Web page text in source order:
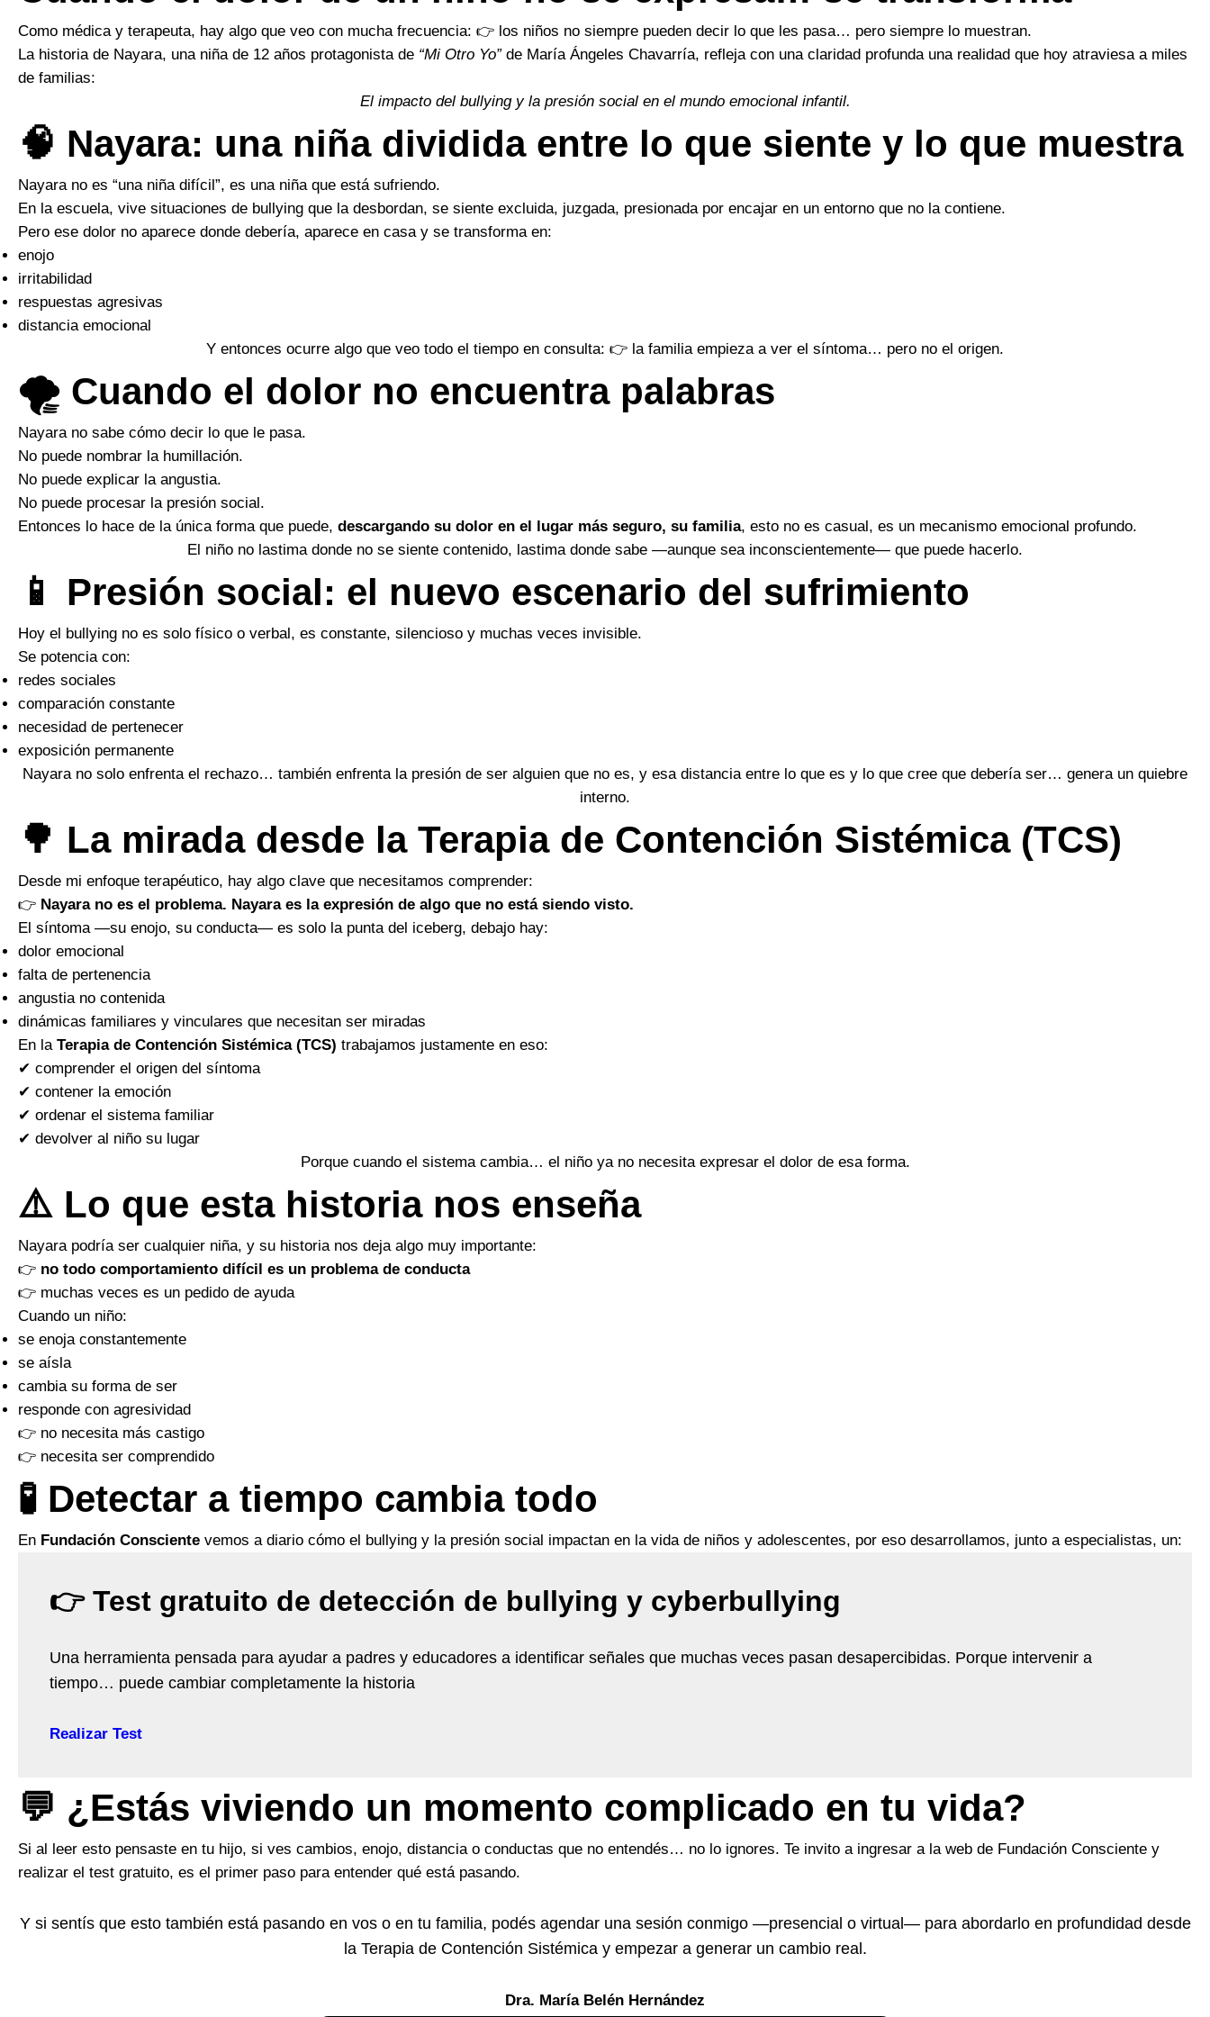
Como médica y terapeuta, hay algo que veo con mucha frecuencia: 👉 los niños no siempre pueden decir lo que les pasa… pero siempre lo muestran.
La historia de Nayara, una niña de 12 años protagonista de “Mi Otro Yo”de María Ángeles Chavarría, refleja con una claridad profunda una realidad que hoy atraviesa a miles
de familias:
El impacto del bullying y la presión social en el mundo emocional infantil.
🧠 Nayara: una niña dividida entre lo que siente y lo que muestra
Nayara no es “una niña difícil”, es una niña que está sufriendo.
En la escuela, vive situaciones de bullying que la desbordan, se siente excluida, juzgada, presionada por encajar en un entorno que no la contiene.
Pero ese dolor no aparece donde debería, aparece en casa y se transforma en:
enojo
irritabilidad
respuestas agresivas
distancia emocional
Y entonces ocurre algo que veo todo el tiempo en consulta: 👉 la familia empieza a ver el síntoma… pero no el origen.
🌪️ Cuando el dolor no encuentra palabras
Nayara no sabe cómo decir lo que le pasa.
No puede nombrar la humillación.
No puede explicar la angustia.
No puede procesar la presión social.
Entonces lo hace de la única forma que puede, descargando su dolor en el lugar más seguro, su familia, esto no es casual, es un mecanismo emocional profundo.
El niño no lastima donde no se siente contenido, lastima donde sabe —aunque sea inconscientemente— que puede hacerlo.
📱 Presión social: el nuevo escenario del sufrimiento
Hoy el bullying no es solo físico o verbal, es constante, silencioso y muchas veces invisible.
Se potencia con:
redes sociales
comparación constante
necesidad de pertenecer
exposición permanente
Nayara no solo enfrenta el rechazo… también enfrenta la presión de ser alguien que no es, y esa distancia entre lo que es y lo que cree que debería ser… genera un quiebre
interno.
🌳 La mirada desde la Terapia de Contención Sistémica (TCS)
Desde mi enfoque terapéutico, hay algo clave que necesitamos comprender:
👉 Nayara no es el problema. Nayara es la expresión de algo que no está siendo visto.
El síntoma —su enojo, su conducta— es solo la punta del iceberg, debajo hay:
dolor emocional
falta de pertenencia
angustia no contenida
dinámicas familiares y vinculares que necesitan ser miradas
En la Terapia de Contención Sistémica (TCS) trabajamos justamente en eso:
✔ comprender el origen del síntoma
✔ contener la emoción
✔ ordenar el sistema familiar
✔ devolver al niño su lugar
Porque cuando el sistema cambia… el niño ya no necesita expresar el dolor de esa forma.
⚠️ Lo que esta historia nos enseña
Nayara podría ser cualquier niña, y su historia nos deja algo muy importante:
👉 no todo comportamiento difícil es un problema de conducta
👉 muchas veces es un pedido de ayuda
Cuando un niño:
se enoja constantemente
se aísla
cambia su forma de ser
responde con agresividad
👉 no necesita más castigo
👉 necesita ser comprendido
🧪 Detectar a tiempo cambia todo
En Fundación Consciente vemos a diario cómo el bullying y la presión social impactan en la vida de niños y adolescentes, por eso desarrollamos, junto a especialistas, un:
👉 Test gratuito de detección de bullying y cyberbullying
Una herramienta pensada para ayudar a padres y educadores a identificar señales que muchas veces pasan desapercibidas. Porque intervenir a
tiempo… puede cambiar completamente la historia
Realizar Test
💬 ¿Estás viviendo un momento complicado en tu vida?
Si al leer esto pensaste en tu hijo, si ves cambios, enojo, distancia o conductas que no entendés… no lo ignores. Te invito a ingresar a la web de Fundación Consciente y
realizar el test gratuito, es el primer paso para entender qué está pasando.
Y si sentís que esto también está pasando en vos o en tu familia, podés agendar una sesión conmigo —presencial o virtual— para abordarlo en profundidad desde
la Terapia de Contención Sistémica y empezar a generar un cambio real.
Dra. María Belén Hernández